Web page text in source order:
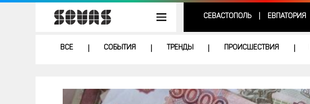
СЕВАСТОПОЛЬ ЕВПАТОРИЯ
ВСЕ СОБЫТИЯ ТРЕНДЫ ПРОИСШЕСТВИЯ